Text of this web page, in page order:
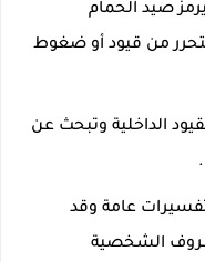
صيد الحمام
من قيود أو ضغوط
الداخلية وتبحث عن
عامة وقد
الشخصية